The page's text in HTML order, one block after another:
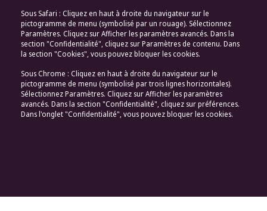
Sous Safari : Cliquez en haut à droite du navigateur sur le
pictogramme de menu (symbolisé par un rouage). Sélectionnez
Paramètres. Cliquez sur Afficher les paramètres avancés. Dans la
section "Confidentialité", cliquez sur Paramètres de contenu. Dans
la section "Cookies", vous pouvez bloquer les cookies.
Sous Chrome : Cliquez en haut à droite du navigateur sur le
pictogramme de menu (symbolisé par trois lignes horizontales).
Sélectionnez Paramètres. Cliquez sur Afficher les paramètres
avancés. Dans la section "Confidentialité", cliquez sur préférences.
Dans l'onglet "Confidentialité", vous pouvez bloquer les cookies.